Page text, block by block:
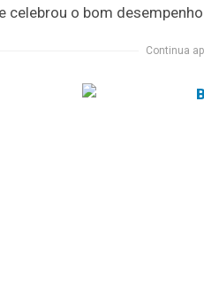
celebrou o bom
Continua